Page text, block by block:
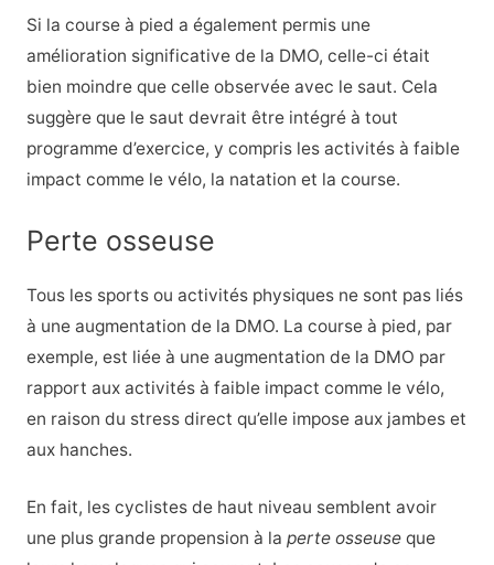
Si la course à pied a également permis une
amélioration significative de la DMO, celle-ci était
bien moindre que celle observée avec le saut. Cela
suggère que le saut devrait être intégré à tout
programme d’exercice, y compris les activités à faible
impact comme le vélo, la natation et la course.
Perte osseuse
Tous les sports ou activités physiques ne sont pas liés
à une augmentation de la DMO. La course à pied, par
exemple, est liée à une augmentation de la DMO par
rapport aux activités à faible impact comme le vélo,
en raison du stress direct qu’elle impose aux jambes et
aux hanches.
En fait, les cyclistes de haut niveau semblent avoir
une plus grande propension à la perte osseuseque